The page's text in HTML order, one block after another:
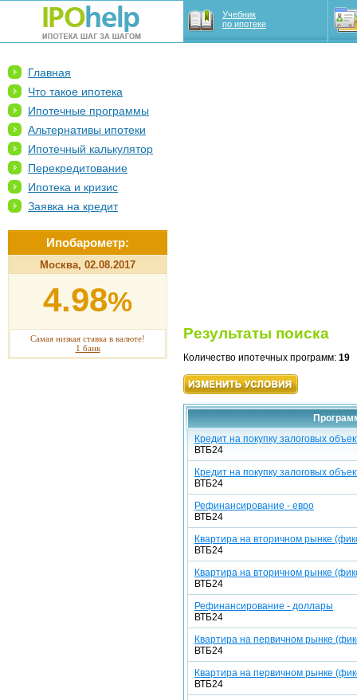
Учебник
по ипотеке
Главная
Что такое ипотека
Ипотечные программы
Альтернативы ипотеки
Ипотечный калькулятор
Перекредитование
Ипотека и кризис
Заявка на кредит
Ипобарометр:
Москва, 02.08.2017
4.98%
Самая низкая ставка в валюте!
1 банк
Результаты поиска
Количество ипотечных программ: 19
Кредит на покупку залоговых
ВТБ24
Кредит на покупку залоговых
ВТБ24
Рефинансирование - евро
ВТБ24
Квартира на вторичном рынке
ВТБ24
Квартира на вторичном рынке
ВТБ24
Рефинансирование - доллары
ВТБ24
Квартира на первичном рынке
ВТБ24
Квартира на первичном рынке
ВТБ24